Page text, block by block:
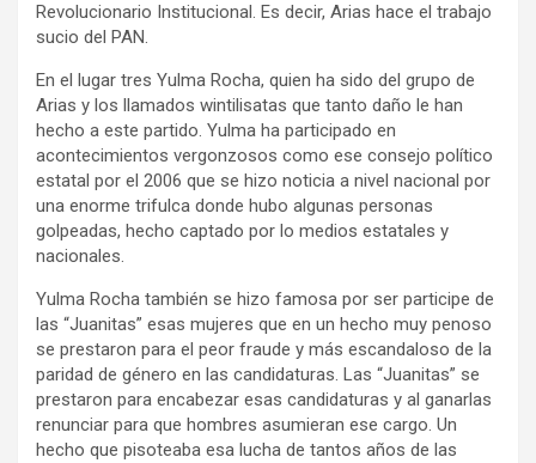
Revolucionario Institucional. Es decir, Arias hace el trabajo
sucio del PAN.
En el lugar tres Yulma Rocha, quien ha sido del grupo de
Arias y los llamados wintilisatas que tanto daño le han
hecho a este partido. Yulma ha participado en
acontecimientos vergonzosos como ese consejo político
estatal por el 2006 que se hizo noticia a nivel nacional por
una enorme trifulca donde hubo algunas personas
golpeadas, hecho captado por lo medios estatales y
nacionales.
Yulma Rocha también se hizo famosa por ser participe de
las “Juanitas” esas mujeres que en un hecho muy penoso
se prestaron para el peor fraude y más escandaloso de la
paridad de género en las candidaturas. Las “Juanitas” se
prestaron para encabezar esas candidaturas y al ganarlas
renunciar para que hombres asumieran ese cargo. Un
hecho que pisoteaba esa lucha de tantos años de las